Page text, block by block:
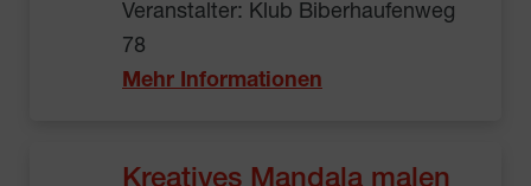
Veranstalter: Klub Biberhaufenweg
78
Mehr Informationen